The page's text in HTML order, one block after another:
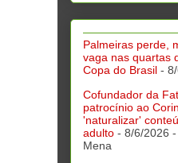
Palmeiras perde,
vaga nas quartas
Copa do Brasil -
Cofundador da
patrocínio ao
'naturalizar'
adulto - 8/6/2026
Mena